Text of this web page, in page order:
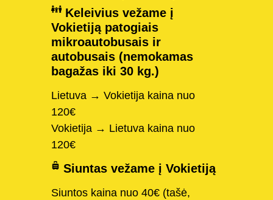
Keleivius vežame į
Vokietiją patogiais
mikroautobusais ir
autobusais (nemokamas
bagažas iki 30 kg.)
Lietuva → Vokietija kaina nuo
120€
Vokietija → Lietuva kaina nuo
120€
Siuntas vežame į Vokietiją
Siuntos kaina nuo 40€ (tašė,